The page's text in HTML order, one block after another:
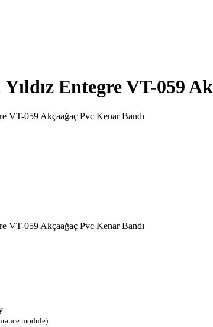
Entegre VT-059
VT-059 Akçaağaç Pvc Kenar Bandı
VT-059 Akçaağaç Pvc Kenar Bandı
module)